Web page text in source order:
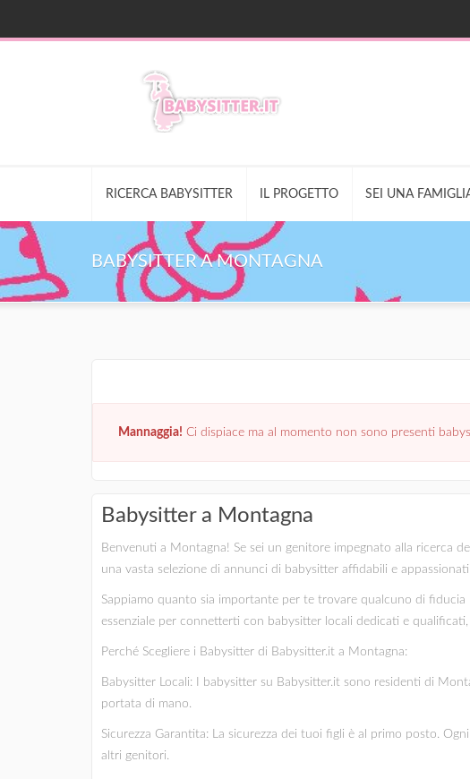
RICERCA BABYSITTER IL PROGETTO SEI UNA
BABYSITTER A MONTAGNA
Mannaggia! Ci dispiace ma al momento non sono presenti
Babysitter a Montagna
Benvenuti a Montagna! Se sei un genitore impegnato alla ricerca
una vasta selezione di annunci di babysitter affidabili e
Sappiamo quanto sia importante per te trovare qualcuno di
essenziale per connetterti con babysitter locali dedicati e
Perché Scegliere i Babysitter di Babysitter.it a Montagna:
Babysitter Locali: I babysitter su Babysitter.it sono residenti di
portata di mano.
Sicurezza Garantita: La sicurezza dei tuoi figli è al primo posto.
altri genitori.